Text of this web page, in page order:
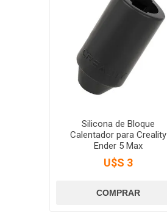
Silicona de Bloque
Calentador para Creality
Ender 5 Max
U$S 3